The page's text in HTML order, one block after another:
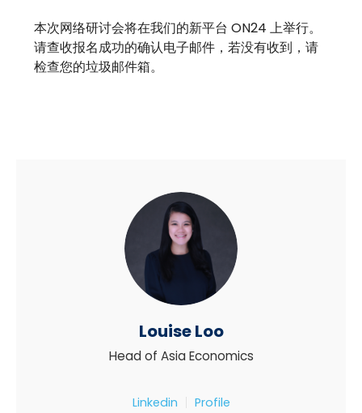
本次网络研讨会将在我们的新平台 ON24 上举行。
请查收报名成功的确认电子邮件，若没有收到，请
检查您的垃圾邮件箱。
Louise Loo
Head of Asia Economics
Linkedin Profile